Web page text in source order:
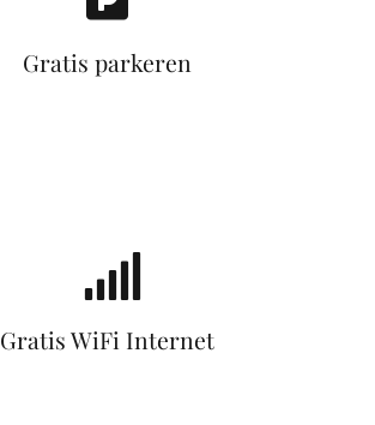
Gratis parkeren
Gratis WiFi Internet